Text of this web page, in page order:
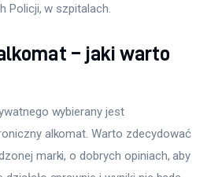
Policji, w szpitalach.
– jaki warto
wybierany jest
alkomat. Warto zdecydować
marki, o dobrych opiniach, aby